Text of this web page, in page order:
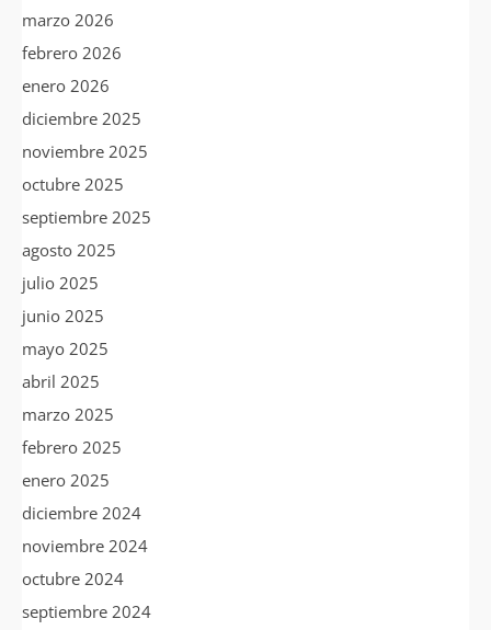
marzo 2026
febrero 2026
enero 2026
diciembre 2025
noviembre 2025
octubre 2025
septiembre 2025
agosto 2025
julio 2025
junio 2025
mayo 2025
abril 2025
marzo 2025
febrero 2025
enero 2025
diciembre 2024
noviembre 2024
octubre 2024
septiembre 2024